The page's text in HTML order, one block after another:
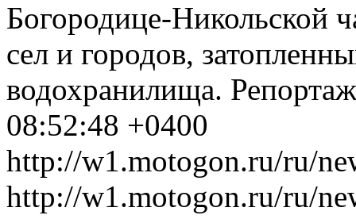
Богородице-Никольской
сел и городов,
водохранилища.
08:52:48 +0400
http://w1.motogon.ru/ru/
http://w1.motogon.ru/ru/